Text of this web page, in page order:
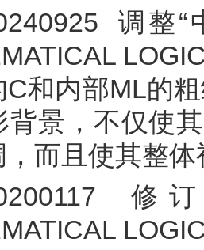
调整
和内部ML的
背景，不仅使
而且使其整